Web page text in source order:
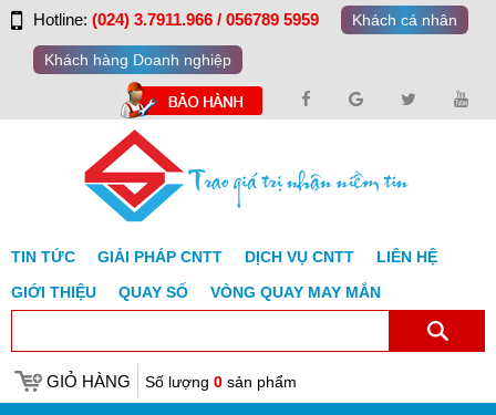
Hotline: (024) 3.7911.966 / 056789 5959 Khách cá nhân
Khách hàng Doanh nghiệp
TIN TỨC GIẢI PHÁP CNTT DỊCH VỤ CNTT
LIÊN HỆ
GIỚI THIỆU
QUAY SỐ VÒNG QUAY MAY MẮN
GIỎ HÀNG Số lượng 0 sản phẩm